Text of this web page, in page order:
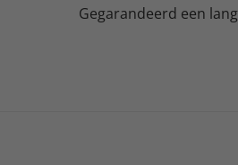
Gegarandeerd een